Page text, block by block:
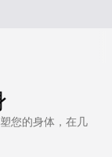
您的身体，在几